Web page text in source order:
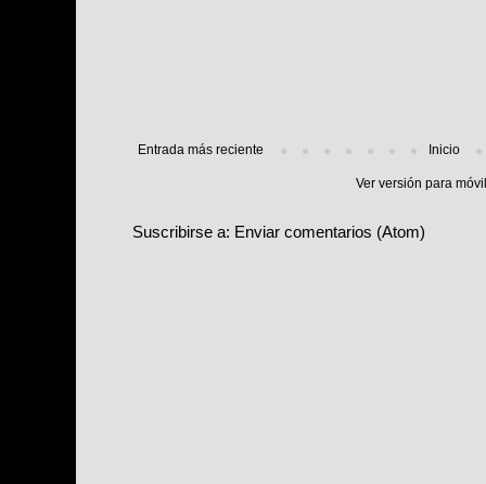
Entrada más reciente Inicio
Ver versión para
Suscribirse a: Enviar comentarios (Atom)